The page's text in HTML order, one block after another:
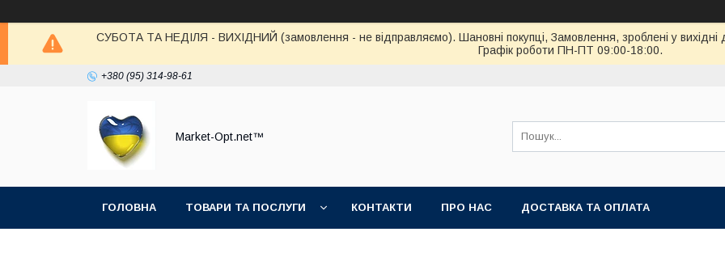
СУБОТА ТА НЕДІЛЯ - ВИХІДНИЙ (замовлення - не відправляємо). Шановні покупці, Замовлення, зроблені у вихідні
Графік роботи ПН-ПТ 09:00-18:00.
+380 (95) 314-98-61
Market-Opt.net™
ГОЛОВНА ТОВАРИ ТА ПОСЛУГИ КОНТАКТИ ПРО НАС ДОСТАВКА ТА ОПЛАТА